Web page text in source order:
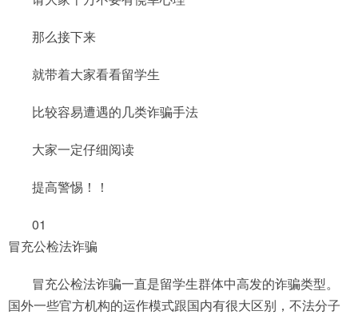
那么接下来
就带着大家看看留学生
比较容易遭遇的几类诈骗手法
大家一定仔细阅读
提高警惕！！
01
冒充公检法诈骗
冒充公检法诈骗一直是留学生群体中高发的诈骗类型。
国外一些官方机构的运作模式跟国内有很大区别，不法分子